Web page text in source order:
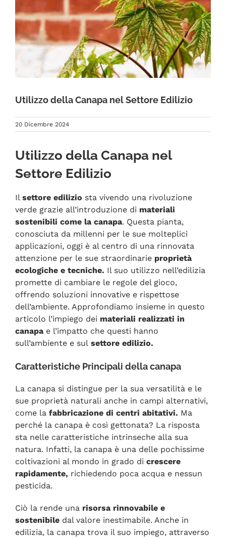
FAQ
Utilizzo della Canapa nel Settore Edilizio
20 Dicembre 2024
Utilizzo della Canapa nel
Settore Edilizio
Il settore edilizio sta vivendo una rivoluzione
verde grazie all’introduzione di materiali
sostenibili come la canapa. Questa pianta,
conosciuta da millenni per le sue molteplici
applicazioni, oggi è al centro di una rinnovata
attenzione per le sue straordinarie proprietà
ecologiche e tecniche. Il suo utilizzo nell’edilizia
promette di cambiare le regole del gioco,
offrendo soluzioni innovative e rispettose
dell’ambiente. Approfondiamo insieme in questo
articolo l’impiego dei materiali realizzati in
canapa e l’impatto che questi hanno
sull’ambiente e sul settore edilizio.
Caratteristiche Principali della canapa
La canapa si distingue per la sua versatilità e le
sue proprietà naturali anche in campi alternativi,
come la fabbricazione di centri abitativi. Ma
perché la canapa è così gettonata? La risposta
sta nelle caratteristiche intrinseche alla sua
natura. Infatti, la canapa è una delle pochissime
coltivazioni al mondo in grado di crescere
rapidamente, richiedendo poca acqua e nessun
pesticida.
Ciò la rende una risorsa rinnovabile e
sostenibile dal valore inestimabile. Anche in
edilizia, la canapa trova il suo impiego, attraverso